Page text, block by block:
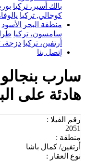
بالك أسير، تركيا
كوجالي, تركيا
منطقة البحر الأسود
سامسون، تركيا
أرتفين، تركيا دزجة،
إتصل بنا
سارب
هادئة على
رقم الفيلا :
2051
منطقة :
أرتفين/ كمال باشا
نوع العقار :